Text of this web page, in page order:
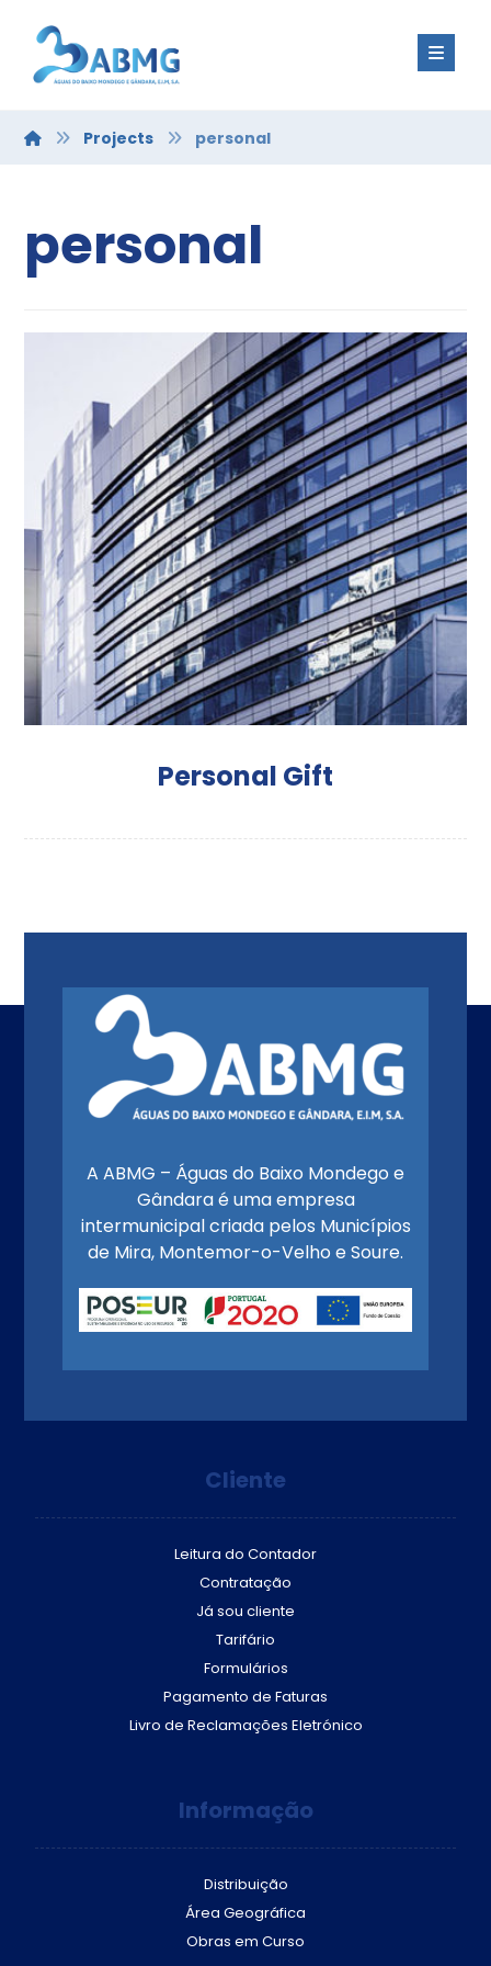
Projects personal
personal
Personal Gift
A ABMG – Águas do Baixo Mondego e
Gândara é uma empresa
intermunicipal criada pelos Municípios
de Mira, Montemor-o-Velho e Soure.
Cliente
Leitura do Contador
Contratação
Já sou cliente
Tarifário
Formulários
Pagamento de Faturas
Livro de Reclamações Eletrónico
Informação
Distribuição
Área Geográfica
Obras em Curso